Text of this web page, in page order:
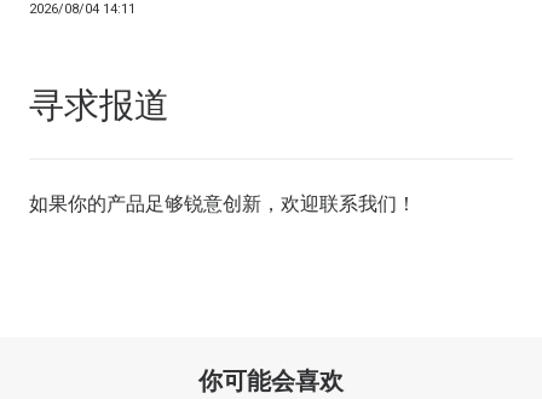
2026/08/04 14:11
寻求报道
如果你的产品足够锐意创新，欢迎联系我们 ！
你可能会喜欢